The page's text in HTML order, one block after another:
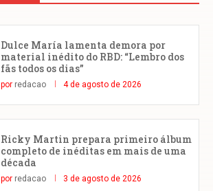
Dulce María lamenta demora por
material inédito do RBD: “Lembro dos
fãs todos os dias”
por redacao 4 de agosto de 2026
Ricky Martin prepara primeiro álbum
completo de inéditas em mais de uma
década
por redacao 3 de agosto de 2026